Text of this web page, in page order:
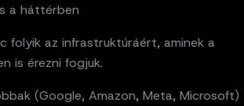
a háttérben
folyik az infrastruktúráért, aminek a
is érezni fogjuk.
(Google, Amazon, Meta, Microsoft)